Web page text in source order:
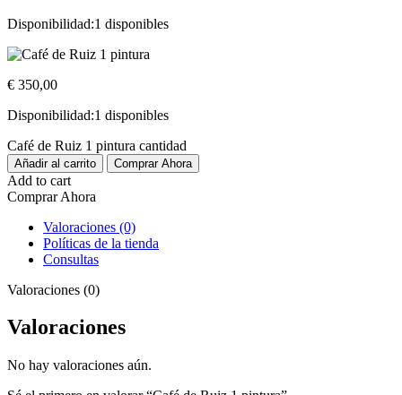
Disponibilidad:1 disponibles
€ 350,00
Disponibilidad:1 disponibles
Café de Ruiz 1 pintura cantidad
Añadir al carrito Comprar Ahora
Add to cart
Comprar Ahora
Valoraciones (0)
Políticas de la tienda
Consultas
Valoraciones (0)
Valoraciones
No hay valoraciones aún.